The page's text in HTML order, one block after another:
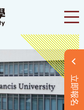
立即報名